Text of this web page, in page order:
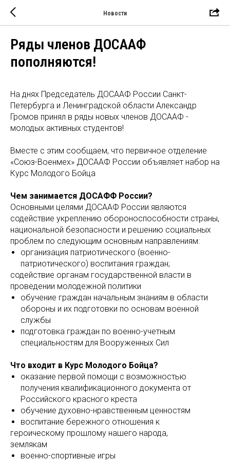
Новости
Ряды членов ДОСААФ
пополняются!
На днях Председатель ДОСААФ России Санкт-
Петербурга и Ленинградской области Александр
Громов принял в ряды новых членов ДОСААФ -
молодых активных студентов!
Вместе с этим сообщаем, что первичное отделение
«Союз-Военмех» ДОСААФ России объявляет набор на
Курс Молодого Бойца
Чем занимается ДОСАФФ России?
Основными целями ДОСААФ России являются
содействие укреплению обороноспособности страны,
национальной безопасности и решению социальных
проблем по следующим основным направлениям:
организация патриотического (военно-
патриотического) воспитания граждан;
содействие органам государственной власти в
проведении молодежной политики
обучение граждан начальным знаниям в области
обороны и их подготовки по основам военной
службы
подготовка граждан по военно-учетным
специальностям для Вооруженных Сил
Что входит в Курс Молодого Бойца?
оказание первой помощи с возможностью
получения квалификационного документа от
Российского красного креста
обучение духовно-нравственным ценностям
воспитание бережного отношения к
героическому прошлому нашего народа,
землякам
военно-спортивные игры